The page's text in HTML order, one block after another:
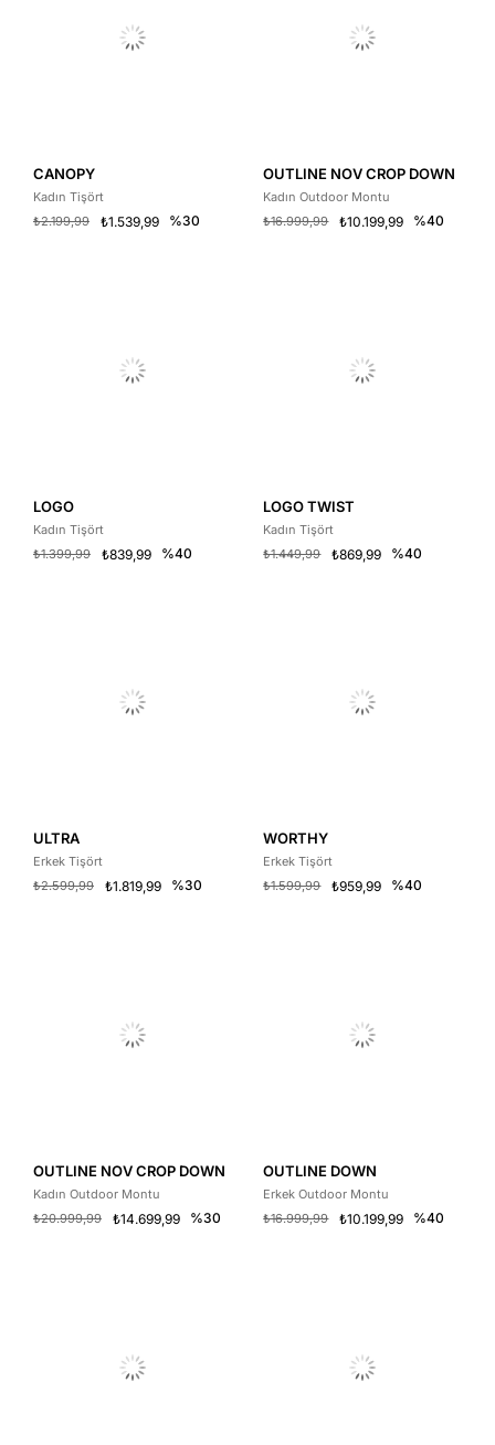
CANOPY
Kadın Tişört
₺1.539,99
₺2.199,99 %30
OUTLINE NOV CROP DOWN
Kadın Outdoor Montu
₺10.199,99
₺16.999,99 %40
LOGO
Kadın Tişört
₺839,99
₺1.399,99 %40
LOGO TWIST
Kadın Tişört
₺869,99
₺1.449,99 %40
ULTRA
Erkek Tişört
₺1.819,99
₺2.599,99 %30
WORTHY
Erkek Tişört
₺959,99
₺1.599,99 %40
OUTLINE NOV CROP DOWN
Kadın Outdoor Montu
₺14.699,99
₺20.999,99 %30
OUTLINE DOWN
Erkek Outdoor Montu
₺10.199,99
₺16.999,99 %40